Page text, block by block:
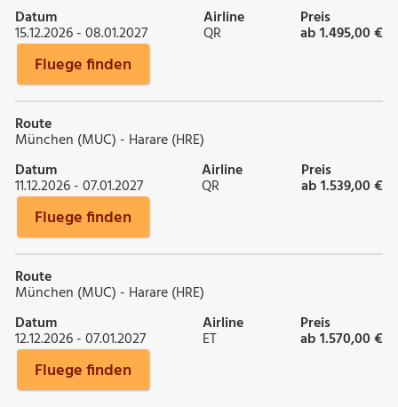
Datum
15.12.2026 - 08.01.2027
Airline
QR
Preis
ab 1.495,00 €
Fluege finden
Route
München (MUC) - Harare (HRE)
Datum
11.12.2026 - 07.01.2027
Airline
QR
Preis
ab 1.539,00 €
Fluege finden
Route
München (MUC) - Harare (HRE)
Datum
12.12.2026 - 07.01.2027
Airline
ET
Preis
ab 1.570,00 €
Fluege finden